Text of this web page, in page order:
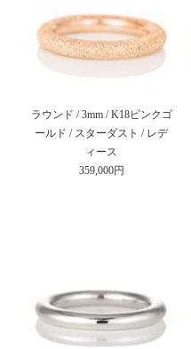
ラウンド / 3mm / K18ピンクゴ
ールド / スターダスト / レデ
ィース
359,000円